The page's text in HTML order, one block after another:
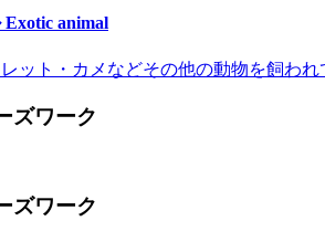
Exotic animal
ット・カメなどその他の動物を飼わ
ズワーク
ズワーク